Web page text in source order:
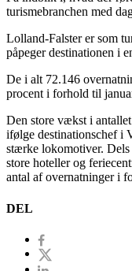
turismebranchen med
Lolland-Falster er som
påpeger destinationen i
De i alt 72.146
procent i forhold til
Den store vækst i
ifølge destinationschef i
stærke lokomotiver.
store hoteller og
antal af overnatninger i
DEL